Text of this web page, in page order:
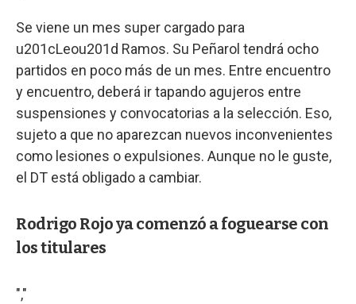
Se viene un mes super cargado para
u201cLeou201d Ramos. Su Peñarol tendrá ocho
partidos en poco más de un mes. Entre encuentro
y encuentro, deberá ir tapando agujeros entre
suspensiones y convocatorias a la selección. Eso,
sujeto a que no aparezcan nuevos inconvenientes
como lesiones o expulsiones. Aunque no le guste,
el DT está obligado a cambiar.
Rodrigo Rojo ya comenzó a foguearse con
los titulares
","